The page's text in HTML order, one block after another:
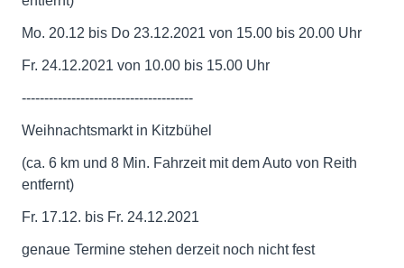
Mo. 20.12 bis Do 23.12.2021 von 15.00 bis 20.00 Uhr
Fr. 24.12.2021 von 10.00 bis 15.00 Uhr
--------------------------------------
Weihnachtsmarkt in Kitzbühel
(ca. 6 km und 8 Min. Fahrzeit mit dem Auto von Reith
entfernt)
Fr. 17.12. bis Fr. 24.12.2021
genaue Termine stehen derzeit noch nicht fest